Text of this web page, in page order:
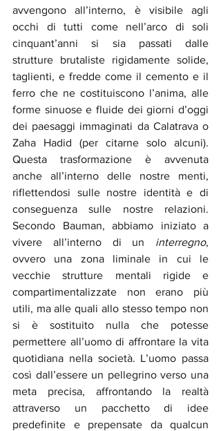
avvengono all’interno, è visibile agli
occhi di tutti come nell’arco di soli
cinquant’anni si sia passati dalle
strutture brutaliste rigidamente solide,
taglienti, e fredde come il cemento e il
ferro che ne costituiscono l’anima, alle
forme sinuose e fluide dei giorni d’oggi
dei paesaggi immaginati da Calatrava o
Zaha Hadid (per citarne solo alcuni).
Questa trasformazione è avvenuta
anche all’interno delle nostre menti,
riflettendosi sulle nostre identità e di
conseguenza sulle nostre relazioni.
Secondo Bauman, abbiamo iniziato a
vivere all’interno di un interregno,
ovvero una zona liminale in cui le
vecchie strutture mentali rigide e
compartimentalizzate non erano più
utili, ma alle quali allo stesso tempo non
si è sostituito nulla che potesse
permettere all’uomo di affrontare la vita
quotidiana nella società. L’uomo passa
così dall’essere un pellegrino verso una
meta precisa, affrontando la realtà
attraverso un pacchetto di idee
predefinite e prepensate da qualcun